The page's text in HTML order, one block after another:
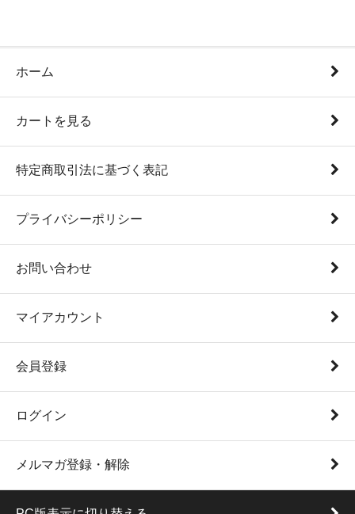
ホーム
カートを見る
特定商取引法に基づく表記
プライバシーポリシー
お問い合わせ
マイアカウント
会員登録
ログイン
メルマガ登録・解除